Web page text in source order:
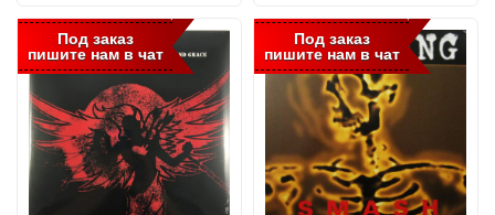
Под заказ
пишите нам в чат
Под заказ
пишите нам в чат